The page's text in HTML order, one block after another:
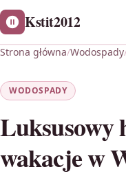
Kstit2012
Strona główna/Wodospady
WODOSPADY
Luksusowy
wakacje w